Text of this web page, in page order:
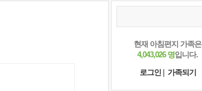
현재 아침편지 가족은
4,043,026 명입니다.
로그인
가족되기